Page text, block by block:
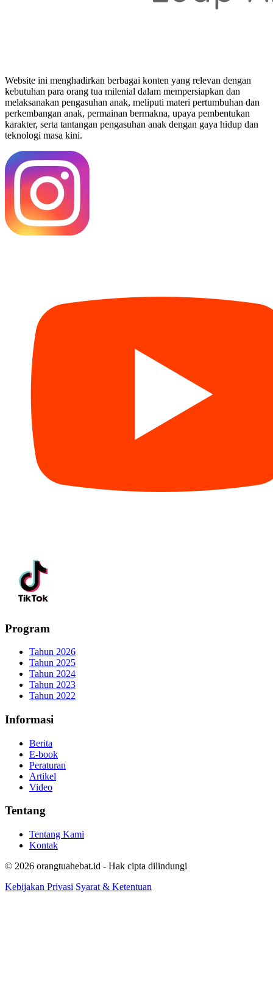
Website ini menghadirkan berbagai konten yang relevan dengan
kebutuhan para orang tua milenial dalam mempersiapkan dan
melaksanakan pengasuhan anak, meliputi materi pertumbuhan dan
perkembangan anak, permainan bermakna, upaya pembentukan
karakter, serta tantangan pengasuhan anak dengan gaya hidup dan
teknologi masa kini.
Program
Tahun 2026
Tahun 2025
Tahun 2024
Tahun 2023
Tahun 2022
Informasi
Berita
E-book
Peraturan
Artikel
Video
Tentang
Tentang Kami
Kontak
© 2026 orangtuahebat.id - Hak cipta dilindungi
Kebijakan Privasi Syarat & Ketentuan